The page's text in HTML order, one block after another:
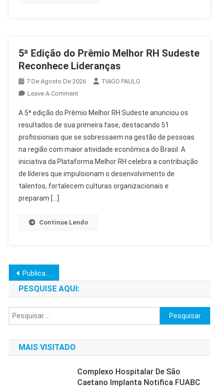
5ª Edição do Prêmio Melhor RH Sudeste
Reconhece Lideranças
7 De Agosto De 2026
TIAGO PAULO
Leave A CommentOn
Edição
Do
Prêmio
Melhor
RH
Sudeste
Reconhece
A 5ª edição do Prêmio Melhor RH Sudeste anunciou os
resultados de sua primeira fase, destacando 51
profissionais que se sobressaem na gestão de pessoas
na região com maior atividade econômica do Brasil. A
iniciativa da Plataforma Melhor RH celebra a contribuição
de líderes que impulsionam o desenvolvimento de
talentos, fortalecem culturas organizacionais e
preparam […]
Continue Lendo
Navegação
por
posts
Publicações mais antigas
PESQUISE AQUI:
Pesquisar
por:
MAIS VISITADO
Complexo Hospitalar De São
Caetano Implanta Notifica FUABC